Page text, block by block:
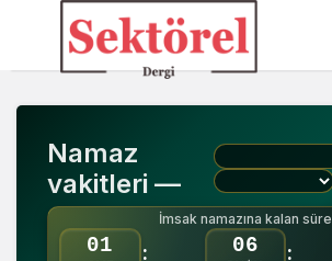
Namaz
vakitleri —
İmsak namazına kalan süre
01 : 06 :
Doğuş Grubu’nun
programı Invendo UP’ın
yeni dönemine seçilen 3